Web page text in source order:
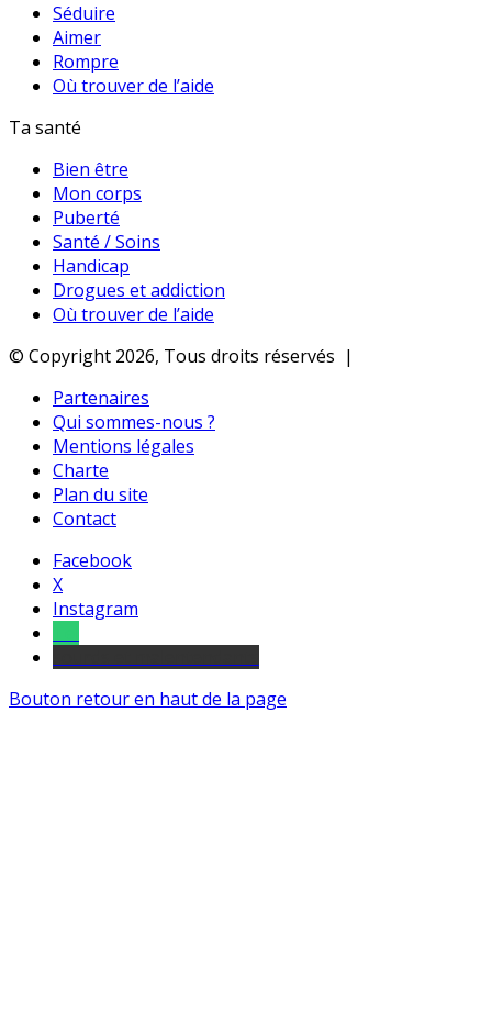
Séduire
Aimer
Rompre
Où trouver de l’aide
Ta santé
Bien être
Mon corps
Puberté
Santé / Soins
Handicap
Drogues et addiction
Où trouver de l’aide
© Copyright 2026, Tous droits réservés |
Partenaires
Qui sommes-nous ?
Mentions légales
Charte
Plan du site
Contact
Facebook
X
Instagram
Bouton retour en haut de la page